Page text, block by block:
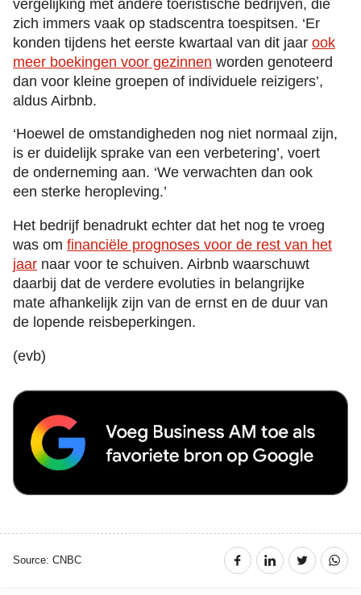
vergelijking met andere toeristische bedrijven, die
zich immers vaak op stadscentra toespitsen. ‘Er
konden tijdens het eerste kwartaal van dit jaar ook
meer boekingen voor gezinnen worden genoteerd
dan voor kleine groepen of individuele reizigers’,
aldus Airbnb.
‘Hoewel de omstandigheden nog niet normaal zijn,
is er duidelijk sprake van een verbetering’, voert
de onderneming aan. ‘We verwachten dan ook
een sterke heropleving.’
Het bedrijf benadrukt echter dat het nog te vroeg
was om financiële prognoses voor de rest van het
jaar naar voor te schuiven. Airbnb waarschuwt
daarbij dat de verdere evoluties in belangrijke
mate afhankelijk zijn van de ernst en de duur van
de lopende reisbeperkingen.
(evb)
Source: CNBC